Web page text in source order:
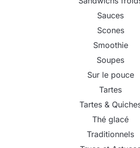
Sauces
Scones
Smoothie
Soupes
Sur le pouce
Tartes
Tartes &
Thé glacé
Traditionnels